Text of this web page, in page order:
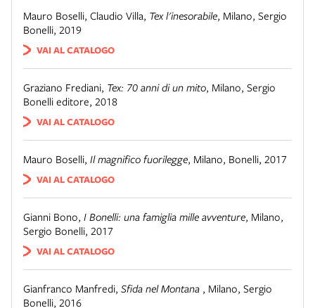
Mauro Boselli, Claudio Villa, Tex l'inesorabile, Milano, Sergio
Bonelli, 2019
VAI AL CATALOGO
Graziano Frediani, Tex: 70 anni di un mito, Milano, Sergio
Bonelli editore, 2018
VAI AL CATALOGO
Mauro Boselli, Il magnifico fuorilegge, Milano, Bonelli, 2017
VAI AL CATALOGO
Gianni Bono, I Bonelli: una famiglia mille avventure, Milano,
Sergio Bonelli, 2017
VAI AL CATALOGO
Gianfranco Manfredi, Sfida nel Montana , Milano, Sergio
Bonelli, 2016